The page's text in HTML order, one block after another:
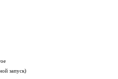
запуск)